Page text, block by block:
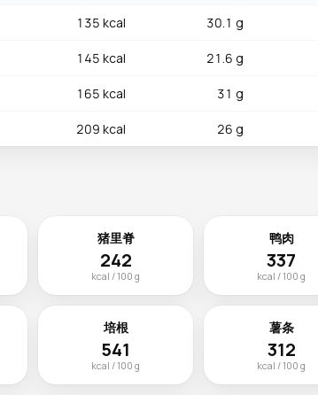
135 kcal 30.1 g
145 kcal 21.6 g
165 kcal 31 g
209 kcal 26 g
猪里脊
242
kcal / 100 g
鸭肉
337
kcal / 100 g
培根
541
kcal / 100 g
薯条
312
kcal / 100 g